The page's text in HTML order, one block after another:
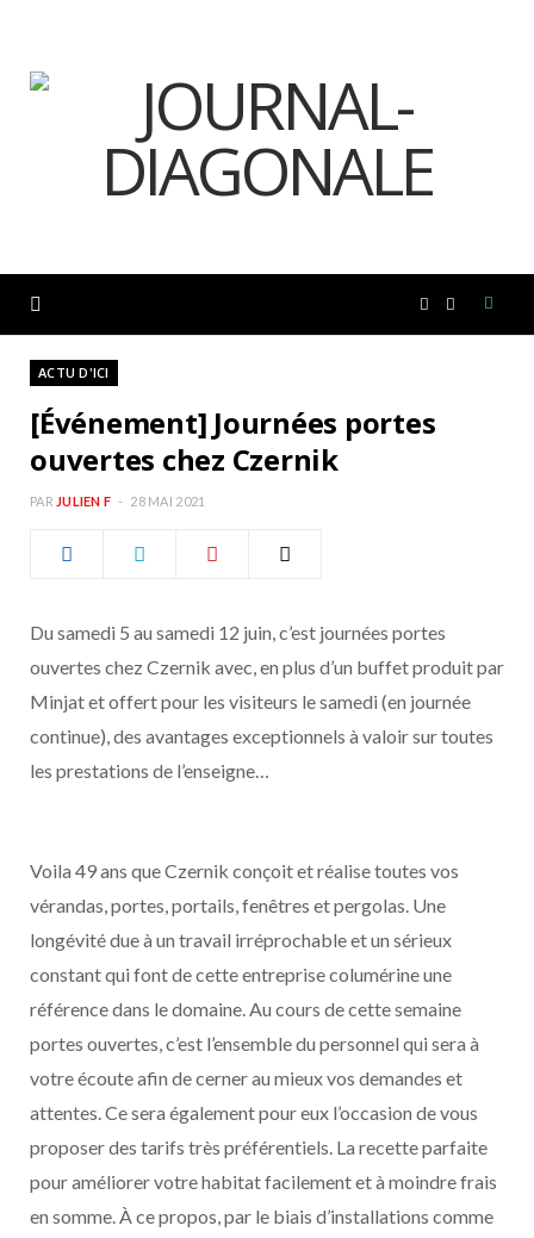
c
o r
ACTU D'ICI
[Événement] Journées portes
ouvertes chez Czernik
PAR JULIEN F 28 MAI 2021
Du samedi 5 au samedi 12 juin, c’est journées portes
ouvertes chez Czernik avec, en plus d’un buffet produit par
Minjat et offert pour les visiteurs le samedi (en journée
continue), des avantages exceptionnels à valoir sur toutes
les prestations de l’enseigne…
Voila 49 ans que Czernik conçoit et réalise toutes vos
vérandas, portes, portails, fenêtres et pergolas. Une
longévité due à un travail irréprochable et un sérieux
constant qui font de cette entreprise columérine une
référence dans le domaine. Au cours de cette semaine
portes ouvertes, c’est l’ensemble du personnel qui sera à
votre écoute afin de cerner au mieux vos demandes et
attentes. Ce sera également pour eux l’occasion de vous
proposer des tarifs très préférentiels. La recette parfaite
pour améliorer votre habitat facilement et à moindre frais
en somme. À ce propos, par le biais d’installations comme